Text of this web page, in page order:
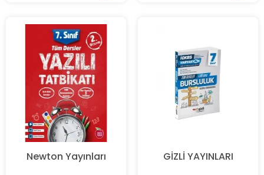
Newton Yayınları GİZLİ YAYINLARI